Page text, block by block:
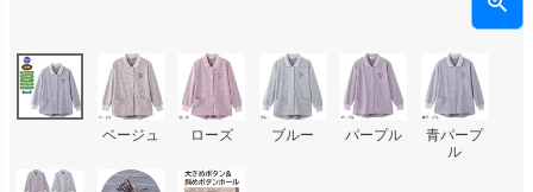
ベージュ ローズ ブルー パープル
青パープ
ル